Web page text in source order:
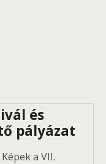
és
pályázat
Képek a VII.